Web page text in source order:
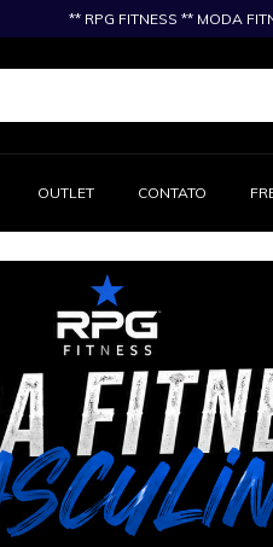
** RPG FITNESS ** MODA FITNESS DE
OUTLET CONTATO